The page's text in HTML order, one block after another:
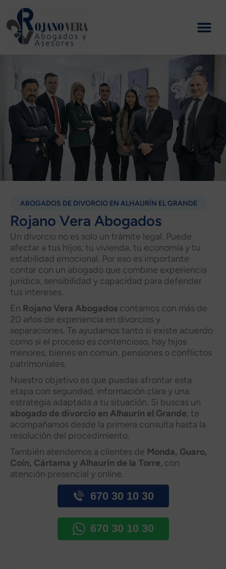
contenido
ABOGADOS DE DIVORCIO EN ALHAURÍN EL GRANDE
Rojano Vera Abogados
Un divorcio no es solo un trámite legal. Puede
afectar a tus hijos, tu vivienda, tu economía y tu
estabilidad emocional. Por eso es importante
contar con un abogado que combine experiencia
jurídica, sensibilidad y capacidad para defender
tus intereses.
En Rojano Vera Abogados contamos con más de
20 años de experiencia en divorcios y
separaciones. Te ayudamos tanto si existe acuerdo
como si el proceso es contencioso, hay hijos
menores, bienes en común, pensiones o conflictos
patrimoniales.
Nuestro objetivo es que puedas afrontar esta
etapa con seguridad, información clara y una
estrategia adaptada a tu situación. Si buscas un
abogado de divorcio en Alhaurín el Grande, te
acompañamos desde la primera consulta hasta la
resolución del procedimiento.
También atendemos a clientes de Monda, Guaro,
Coín, Cártama y Alhaurín de la Torre, con
atención presencial y online.
670 30 10 30
670 30 10 30